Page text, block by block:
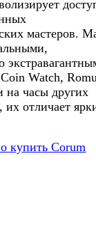
мастеров.
Watch,
на часы других
отличает
купить Corum